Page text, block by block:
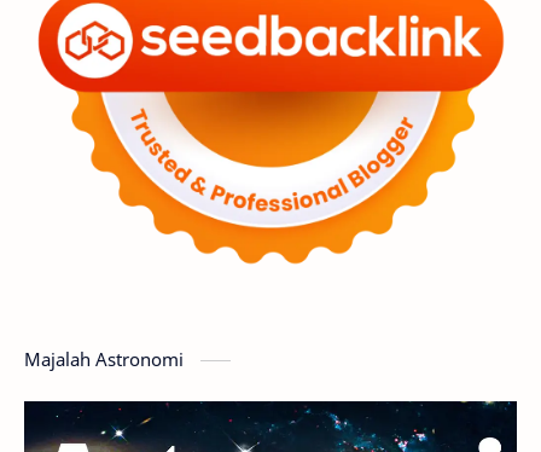
Penelitian Serba-serbi Satelit
Luar Angkasa Video Aurora
Supernova Nebula Sponsored
Featured Mars
GMT 2016
Planet Kerdil Bumi Pengetahuan
Majalah Astronomi